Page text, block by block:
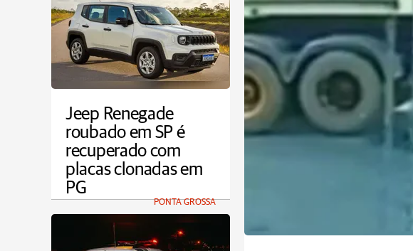
Jeep Renegade
roubado em SP é
recuperado com
placas clonadas em
PG
PONTA GROSSA